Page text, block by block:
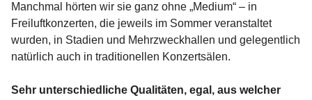
Manchmal hörten wir sie ganz ohne „Medium“ – in
Freiluftkonzerten, die jeweils im Sommer veranstaltet
wurden, in Stadien und Mehrzweckhallen und gelegentlich
natürlich auch in traditionellen Konzertsälen.
Sehr unterschiedliche Qualitäten, egal, aus welcher